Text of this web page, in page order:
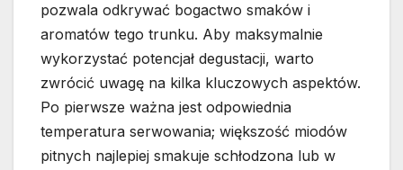
pozwala odkrywać bogactwo smaków i
aromatów tego trunku. Aby maksymalnie
wykorzystać potencjał degustacji, warto
zwrócić uwagę na kilka kluczowych aspektów.
Po pierwsze ważna jest odpowiednia
temperatura serwowania; większość miodów
pitnych najlepiej smakuje schłodzona lub w